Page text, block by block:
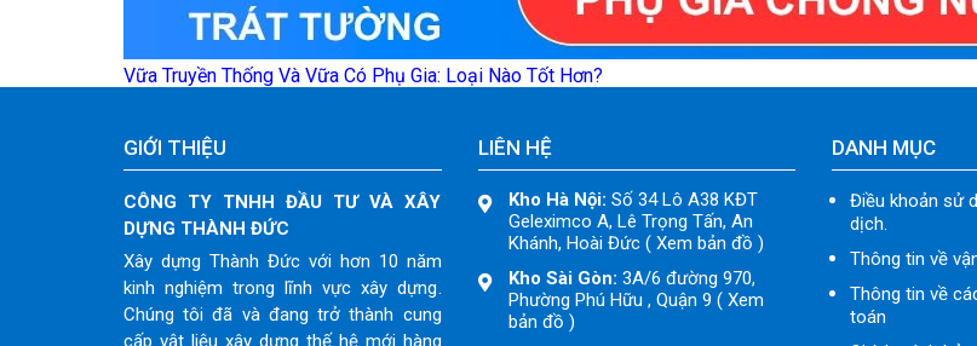
Vữa Truyền Thống Và Vữa Có Phụ Gia: Loại Nào Tốt Hơn?
GIỚI THIỆU
CÔNG TY TNHH ĐẦU TƯ VÀ XÂY
DỰNG THÀNH ĐỨC
Xây dựng Thành Đức với hơn 10 năm
kinh nghiệm trong lĩnh vực xây dựng.
Chúng tôi đã và đang trở thành cung
cấp vật liệu xây dựng thế hệ mới hàng
LIÊN HỆ
Kho Hà Nội: Số 34 Lô A38 KĐT
Geleximco A, Lê Trọng Tấn, An
Khánh, Hoài Đức ( Xem bản đồ )
Kho Sài Gòn: 3A/6 đường 970,
Phường Phú Hữu , Quận 9 ( Xem
bản đồ )
DANH MỤC
Điều khoản sử
dịch.
Thông tin về
Thông tin về
toán